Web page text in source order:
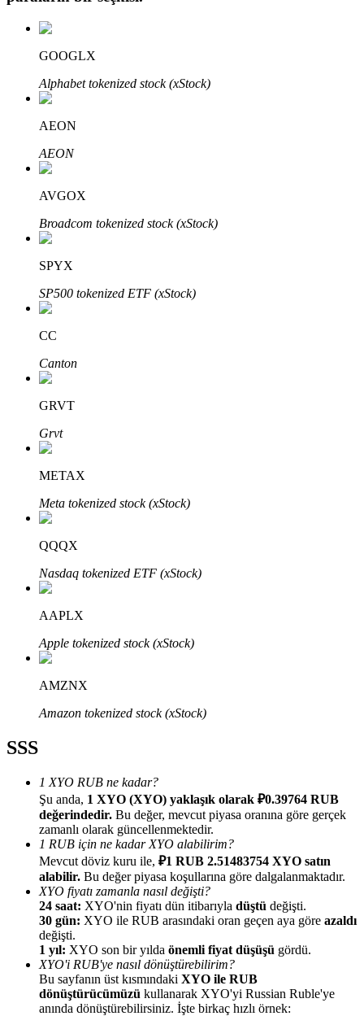
Uzun vadeli kâr ve esnek çıkarlar elde edin
Stake Etmeyi Öğrenin
Pasif gelir kazanma hakkında bilgi edinin
Kullanıcı başına %65'e kadar komisyon!
Yönlendirme
Arkadaşını davet et, nakit ödüller kazan
Deposit CASHCAT & Win
GOOGLX
Alphabet tokenized stock (xStock)
AEON
AEON
AVGOX
Broadcom tokenized stock (xStock)
SPYX
SP500 tokenized ETF (xStock)
CC
Canton
GRVT
Grvt
METAX
Meta tokenized stock (xStock)
QQQX
Nasdaq tokenized ETF (xStock)
AAPLX
Apple tokenized stock (xStock)
AMZNX
Amazon tokenized stock (xStock)
SSS
1 XYO RUB ne kadar?
Şu anda, 1 XYO (XYO) yaklaşık olarak ₽0.39764 RUB
değerindedir. Bu değer, mevcut piyasa oranına göre gerçek
zamanlı olarak güncellenmektedir.
1 RUB için ne kadar XYO alabilirim?
Mevcut döviz kuru ile, ₽1 RUB 2.51483754 XYO satın
alabilir. Bu değer piyasa koşullarına göre dalgalanmaktadır.
XYO fiyatı zamanla nasıl değişti?
24 saat: XYO'nin fiyatı dün itibarıyla düştü değişti.
30 gün: XYO ile RUB arasındaki oran geçen aya göre azaldı
değişti.
1 yıl: XYO son bir yılda önemli fiyat düşüşü gördü.
XYO'i RUB'ye nasıl dönüştürebilirim?
Bu sayfanın üst kısmındaki XYO ile RUB
dönüştürücümüzü kullanarak XYO'yi Russian Ruble'ye
anında dönüştürebilirsiniz. İşte birkaç hızlı örnek: